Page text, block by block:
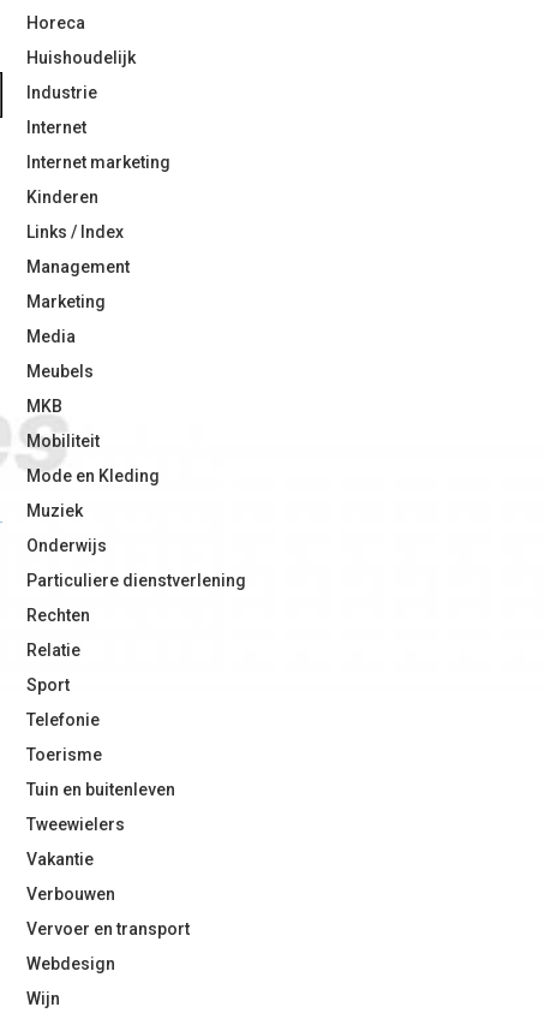
Horeca
Huishoudelijk
Industrie
Internet
Internet marketing
Kinderen
Links / Index
Management
Marketing
Media
Meubels
MKB
Mobiliteit
Mode en Kleding
Muziek
Onderwijs
Particuliere dienstverlening
Rechten
Relatie
Sport
Telefonie
Toerisme
Tuin en buitenleven
Tweewielers
Vakantie
Verbouwen
Vervoer en transport
Webdesign
Wijn